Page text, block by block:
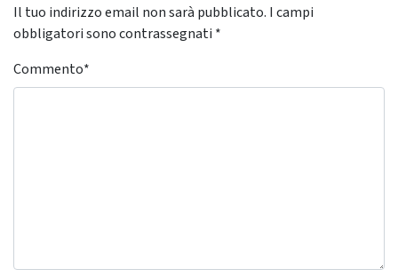
Il tuo indirizzo email non sarà pubblicato. I campi
obbligatori sono contrassegnati *
Commento*